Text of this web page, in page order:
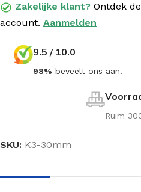
Zakelijke klant? Ontdek
account. Aanmelden
9.5 / 10.0
98% beveelt ons aan!
Ruim
SKU: K3-30mm